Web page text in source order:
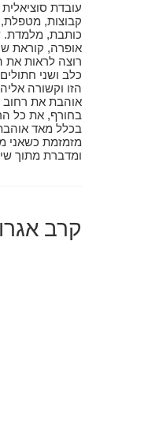
עובדת
קבוצות,
כותבת,
אופרה, קוראת
רוצה לראות
כלב ושני
הזו וקשורה
אוהבת את רחוב
בחורף, את כל
בכלל מאד
מזמזמת
ומדברת מתוך
קרב